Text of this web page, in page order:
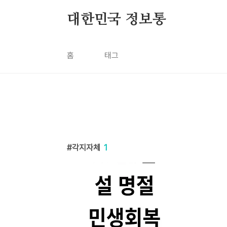
대한민국 정보통
홈 태그
각지자체 1